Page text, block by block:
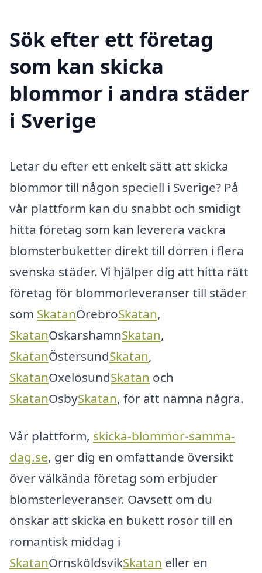
Sök efter ett företag
som kan skicka
blommor i andra städer
i Sverige
Letar du efter ett enkelt sätt att skicka
blommor till någon speciell i Sverige? På
vår plattform kan du snabbt och smidigt
hitta företag som kan leverera vackra
blomsterbuketter direkt till dörren i flera
svenska städer. Vi hjälper dig att hitta rätt
företag för blommorleveranser till städer
som SkatanÖrebroSkatan,
SkatanOskarshamnSkatan,
SkatanÖstersundSkatan,
SkatanOxelösundSkatan och
SkatanOsbySkatan, för att nämna några.
Vår plattform, skicka-blommor-samma-
dag.se, ger dig en omfattande översikt
över välkända företag som erbjuder
blomsterleveranser. Oavsett om du
önskar att skicka en bukett rosor till en
romantisk middag i
SkatanÖrnsköldsvikSkatan eller en